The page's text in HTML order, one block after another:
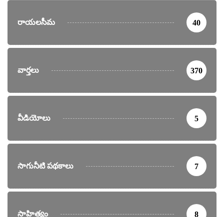
రాయలసీమ 40
వార్తలు 370
వీడియోలు 5
సాగునీటి పథకాలు 7
సాహిత్యం 8